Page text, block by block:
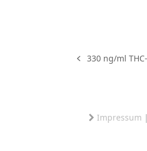
vorheriger
330 ng/ml
Impressum |